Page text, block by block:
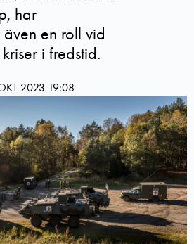
har
även en roll vid
i fredstid.
2023 19:08